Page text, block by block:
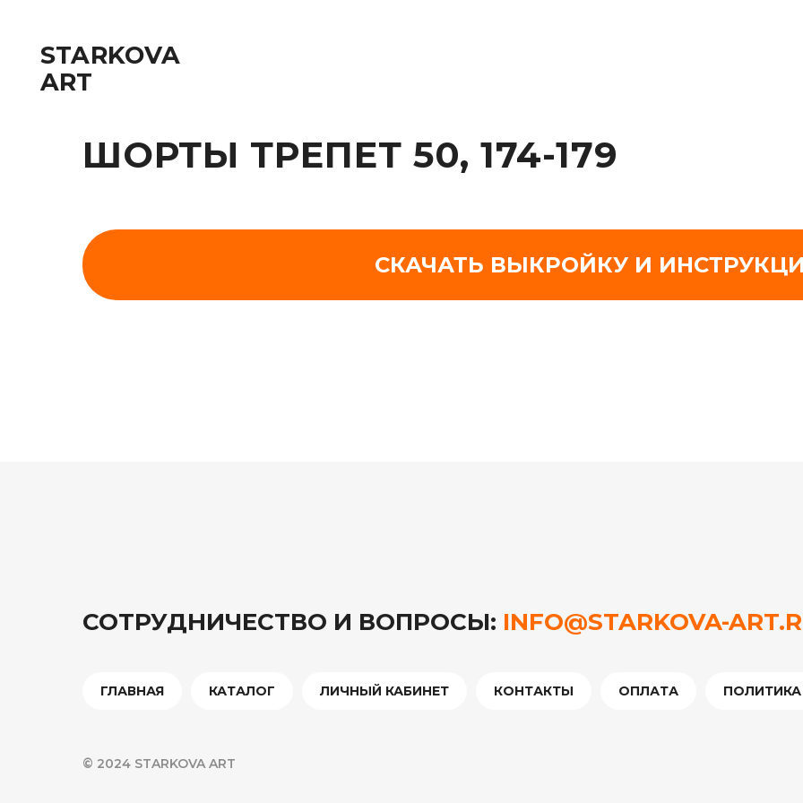
STARKOVA
ART
ШОРТЫ ТРЕПЕТ 50, 174-179
СКАЧАТЬ ВЫКРОЙКУ И
СОТРУДНИЧЕСТВО И ВОПРОСЫ: INFO@STARKOVA-
ГЛАВНАЯ КАТАЛОГ ЛИЧНЫЙ КАБИНЕТ КОНТАКТЫ ОПЛАТА
© 2024 STARKOVA ART